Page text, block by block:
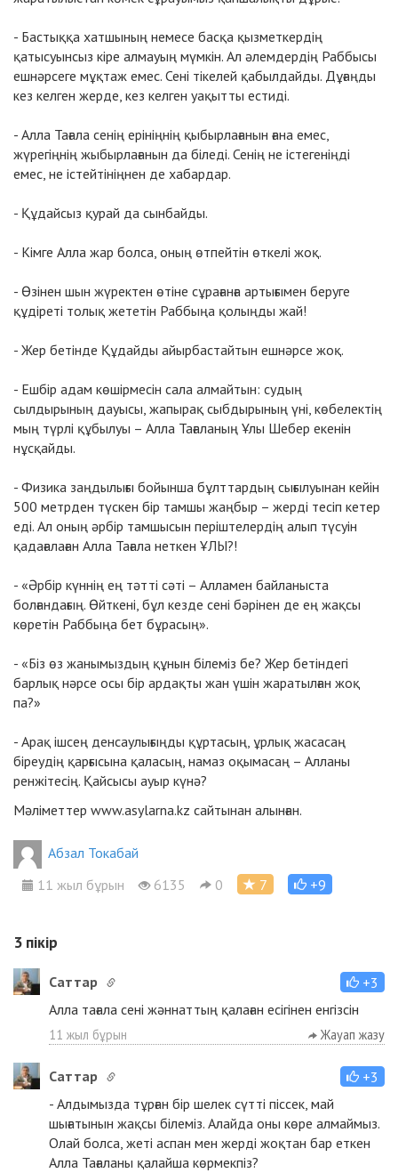
- Бастыққа хатшының немесе басқа қызметкердің
қатысуынсыз кіре алмауың мүмкін. Ал әлемдердің Раббысы
ешнәрсеге мұқтаж емес. Сені тікелей қабылдайды. Дұғаңды
кез келген жерде, кез келген уақытты естиді.
- Алла Тағала сенің ерініңнің қыбырлағанын ғана емес,
жүрегіңнің жыбырлағанын да біледі. Сенің не істегеніңді
емес, не істейтініңнен де хабардар.
- Құдайсыз қурай да сынбайды.
- Кімге Алла жар болса, оның өтпейтін өткелі жоқ.
- Өзінен шын жүректен өтіне сұрағанға артығымен беруге
құдіреті толық жететін Раббыңа қолыңды жай!
- Жер бетінде Құдайды айырбастайтын ешнәрсе жоқ.
- Ешбір адам көшірмесін сала алмайтын: судың
сылдырының дауысы, жапырақ сыбдырының үні, көбелектің
мың түрлі құбылуы – Алла Тағаланың Ұлы Шебер екенін
нұсқайды.
- Физика заңдылығы бойынша бұлттардың сығылуынан кейін
500 метрден түскен бір тамшы жаңбыр – жерді тесіп кетер
еді. Ал оның әрбір тамшысын періштелердің алып түсуін
қадағалаған Алла Тағала неткен ҰЛЫ?!
- «Әрбір күннің ең тәтті сәті – Алламен байланыста
болғандағың. Өйткені, бұл кезде сені бәрінен де ең жақсы
көретін Раббыңа бет бұрасың».
- «Біз өз жанымыздың құнын білеміз бе? Жер бетіндегі
барлық нәрсе осы бір ардақты жан үшін жаратылған жоқ
па?»
- Арақ ішсең денсаулығыңды құртасың, ұрлық жасасаң
біреудің қарғысына қаласың, намаз оқымасаң – Алланы
ренжітесің. Қайсысы ауыр күнә?
Мәліметтер www.asylarna.kz сайтынан алынған.
Абзал Токабай
11 жыл бұрын
6135 0 7 +9
3 пікір
Cаттар
+3
Алла тағала сені жәннаттың қалаған есігінен енгізсін
11 жыл бұрын Жауап жазу
Cаттар
+3
- Алдымызда тұрған бір шелек сүтті піссек, май
шығатынын жақсы білеміз. Алайда оны көре алмаймыз.
Олай болса, жеті аспан мен жерді жоқтан бар еткен
Алла Тағаланы қалайша көрмекпіз?